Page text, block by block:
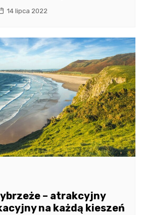
14 lipca 2022
– atrakcyjny
na każdą kieszeń